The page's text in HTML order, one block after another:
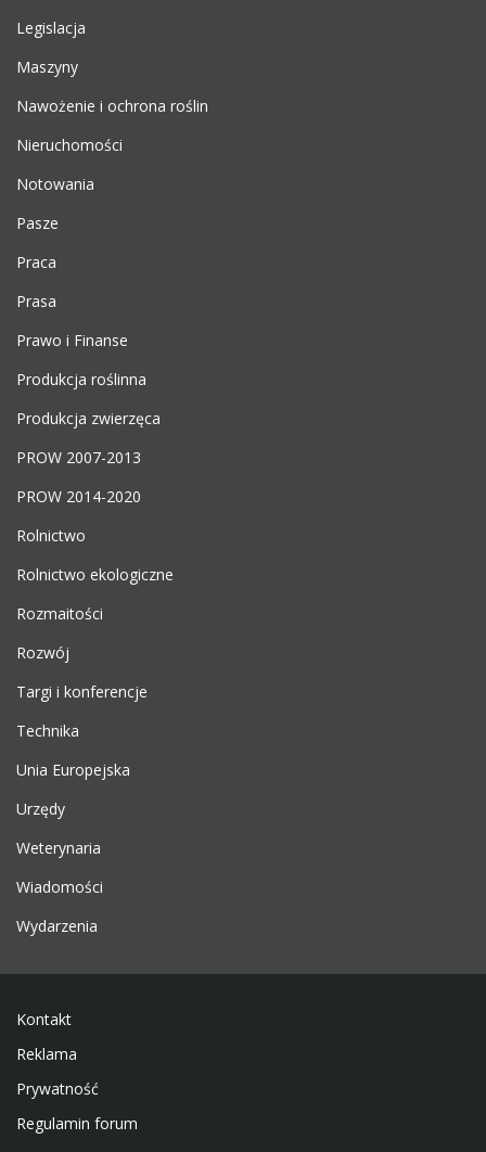
Legislacja
Maszyny
Nawożenie i ochrona roślin
Nieruchomości
Notowania
Pasze
Praca
Prasa
Prawo i Finanse
Produkcja roślinna
Produkcja zwierzęca
PROW 2007-2013
PROW 2014-2020
Rolnictwo
Rolnictwo ekologiczne
Rozmaitości
Rozwój
Targi i konferencje
Technika
Unia Europejska
Urzędy
Weterynaria
Wiadomości
Wydarzenia
Kontakt
Reklama
Prywatność
Regulamin forum